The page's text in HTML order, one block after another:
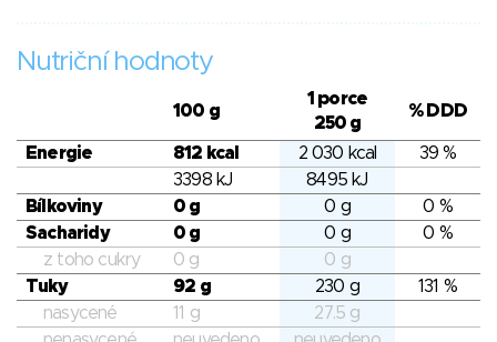
Nutriční hodnoty
100 g
1 porce
250 g
% DDD
Energie 812 kcal 2 030 kcal
39 %
3398 kJ
8495 kJ
Bílkoviny
0 g 0 g
0 %
Sacharidy
0 g 0 g
0 %
z toho cukry
0 g
0 g
Tuky
92 g 230 g
131 %
nasycené
11 g
27.5 g